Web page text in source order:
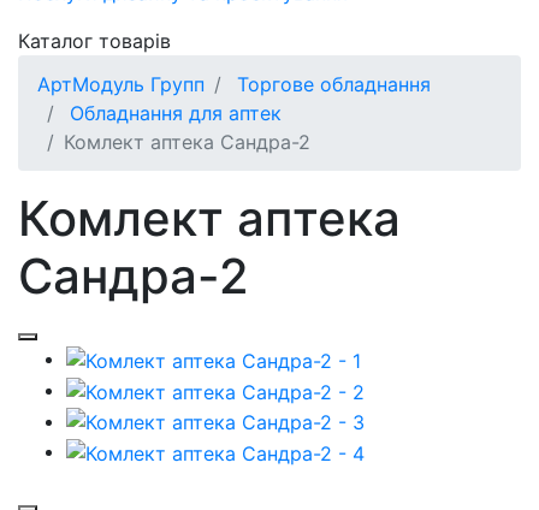
Каталог товарів
АртМодуль Групп
Торгове обладнання
Обладнання для аптек
Комлект аптека Сандра-2
Комлект аптека
Сандра-2